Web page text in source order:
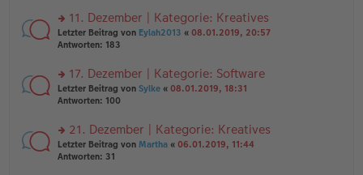
tr
a
g
e
n
er
tr
a
g
n
g
el
e
n
er
tr
a
g
rs
te
n
g
el
e
n
er
11. Dezember | Kategorie: Kreatives
Letzter Beitrag von Eylah2013 « 08.01.2019, 20:57
Antworten: 183
rs
te
n
g
el
17. Dezember | Kategorie: Software
Letzter Beitrag von Sylke « 08.01.2019, 18:31
Antworten: 100
rs
te
21. Dezember | Kategorie: Kreatives
Letzter Beitrag von Martha « 06.01.2019, 11:44
Antworten: 31